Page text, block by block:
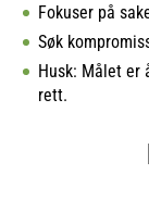
Fokuser på
Søk
Husk: Målet er
rett.